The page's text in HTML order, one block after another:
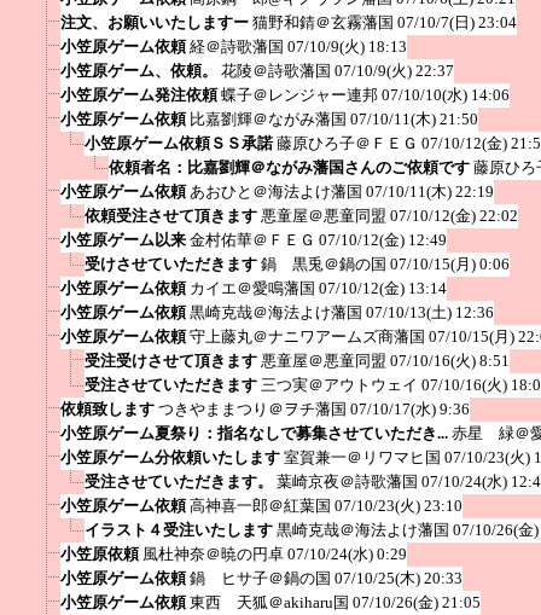
注文、お願いいたしますー 猫野和錆＠玄霧藩国 07/10/7(日) 23:04
小笠原ゲーム依頼 経＠詩歌藩国 07/10/9(火) 18:13
小笠原ゲーム、依頼。
花陵＠詩歌藩国 07/10/9(火) 22:37
小笠原ゲーム発注依頼 蝶子＠レンジャー連邦 07/10/10(水) 14:06
小笠原ゲーム依頼 比嘉劉輝＠ながみ藩国 07/10/11(木) 21:50
小笠原ゲーム依頼ＳＳ承諾 藤原ひろ子＠ＦＥＧ 07/10/12(金)
依頼者名：比嘉劉輝＠ながみ藩国さんのご依頼です 藤原ひろ
小笠原ゲーム依頼 あおひと＠海法よけ藩国 07/10/11(木) 22:19
依頼受注させて頂きます 悪童屋＠悪童同盟 07/10/12(金) 22:02
小笠原ゲーム以来 金村佑華＠ＦＥＧ 07/10/12(金) 12:49
受けさせていただきます 鍋 黒兎＠鍋の国 07/10/15(月) 0:06
小笠原ゲーム依頼 カイエ＠愛鳴藩国 07/10/12(金) 13:14
小笠原ゲーム依頼 黒崎克哉＠海法よけ藩国 07/10/13(土) 12:36
小笠原ゲーム依頼 守上藤丸＠ナニワアームズ商藩国 07/10/15(月)
受注受けさせて頂きます 悪童屋＠悪童同盟 07/10/16(火) 8:51
受注させていただきます 三つ実＠アウトウェイ 07/10/16(火)
依頼致します つきやままつり＠ヲチ藩国 07/10/17(水) 9:36
小笠原ゲーム夏祭り：指名なしで募集させていただき... 赤星 緑＠
小笠原ゲーム分依頼いたします 室賀兼一＠リワマヒ国 07/10/23(火)
受注させていただきます。
葉崎京夜＠詩歌藩国 07/10/24(水)
小笠原ゲーム依頼 高神喜一郎＠紅葉国 07/10/23(火) 23:10
イラスト４受注いたします 黒崎克哉＠海法よけ藩国 07/10/26(金
小笠原依頼 風杜神奈＠暁の円卓 07/10/24(水) 0:29
小笠原ゲーム依頼 鍋 ヒサ子＠鍋の国 07/10/25(木) 20:33
小笠原ゲーム依頼 東西 天狐＠akiharu国 07/10/26(金) 21:05